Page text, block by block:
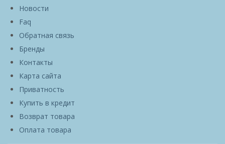
Новости
Faq
Обратная связь
Бренды
Контакты
Карта сайта
Приватность
Купить в кредит
Возврат товара
Оплата товара